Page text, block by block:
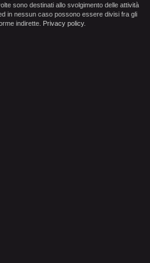
sono destinati allo svolgimento delle attività
in nessun caso possono essere divisi fra gli
indirette. Privacy policy.